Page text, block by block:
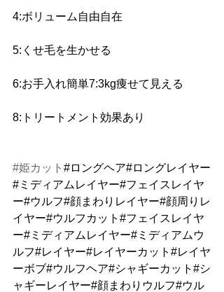
4:ボリューム自由自在
5:くせ毛を生かせる
6:お手入れ簡単7:3kg痩せて見える
8:トリートメント効果あり
#姫カット #ロングヘア#ロングレイヤー
#ミディアムレイヤー#フェイスレイヤ
ー#ウルフ#顔まわりレイヤー#顔周りレ
イヤー#ウルフカット#フェイスレイヤ
ー#ミディアムレイヤー#ミディアムウ
ルフ#レイヤー#レイヤーカット#レイヤ
ーボブ#ウルフヘア#シャギーカット#シ
ャギーレイヤー#顔まわりウルフ#ウル